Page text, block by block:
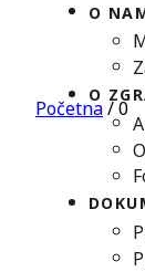
O
O
Početna/0